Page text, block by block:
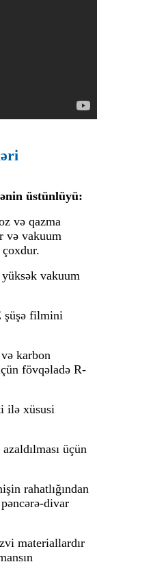
üstünlüyü:
və qazma
və vakuum
çoxdur.
vakuum
şüşə filmini
karbon
fövqəladə R-
ilə xüsusi
üçün
rahatlığından
divar
materiallardır